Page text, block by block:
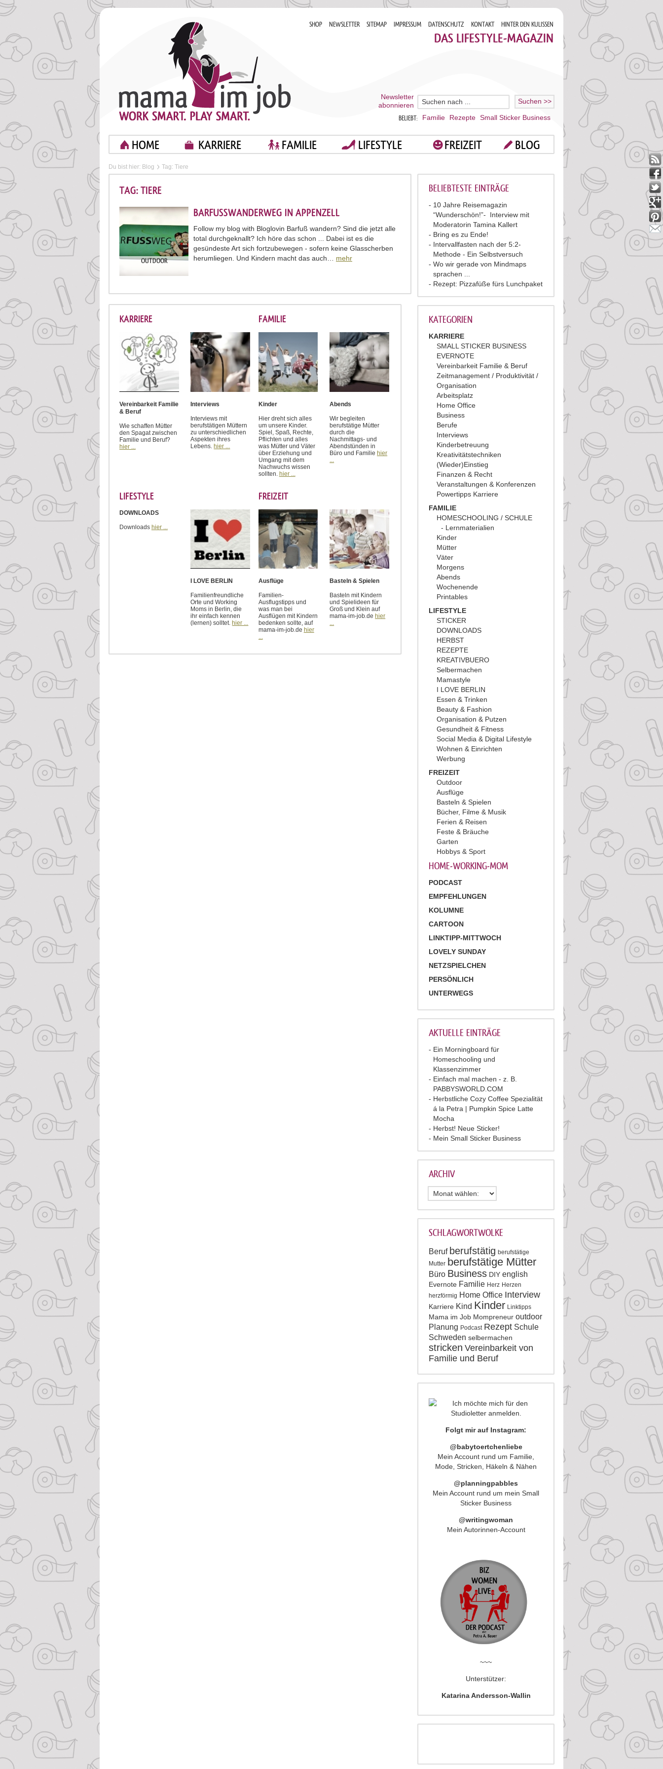
SHOP NEWSLETTER SITEMAP IMPRESSUM DATENSCHUTZ KONTAKT HINTER DEN KULISSEN
DAS LIFESTYLE-MAGAZIN
Newsletter
abonnieren
BELIEBT: Familie Rezepte Small Sticker Business
HOME KARRIERE FAMILIE LIFESTYLE FREIZEIT BLOG
Du bist hier: Blog Tag: Tiere
BELIEBTESTE EINTRÄGE
10 Jahre Reisemagazin
“Wunderschön!”- Interview mit
Moderatorin Tamina Kallert
Bring es zu Ende!
Intervallfasten nach der 5:2-
Methode - Ein Selbstversuch
Wo wir gerade von Mindmaps
sprachen ...
Rezept: Pizzafüße fürs Lunchpaket
KATEGORIEN
KARRIERE
SMALL STICKER BUSINESS
EVERNOTE
Vereinbarkeit Familie & Beruf
Zeitmanagement / Produktivität /
Organisation
Arbeitsplatz
Home Office
Business
Berufe
Interviews
Kinderbetreuung
Kreativitätstechniken
(Wieder)Einstieg
Finanzen & Recht
Veranstaltungen & Konferenzen
Powertipps Karriere
FAMILIE
HOMESCHOOLING / SCHULE
Lernmaterialien
Kinder
Mütter
Väter
Morgens
Abends
Wochenende
Printables
LIFESTYLE
STICKER
DOWNLOADS
HERBST
REZEPTE
KREATIVBUERO
Selbermachen
Mamastyle
I LOVE BERLIN
Essen & Trinken
Beauty & Fashion
Organisation & Putzen
Gesundheit & Fitness
Social Media & Digital Lifestyle
Wohnen & Einrichten
Werbung
FREIZEIT
Outdoor
Ausflüge
Basteln & Spielen
Bücher, Filme & Musik
Ferien & Reisen
Feste & Bräuche
Garten
Hobbys & Sport
HOME-WORKING-MOM
PODCAST
EMPFEHLUNGEN
KOLUMNE
CARTOON
LINKTIPP-MITTWOCH
LOVELY SUNDAY
NETZSPIELCHEN
PERSÖNLICH
UNTERWEGS
AKTUELLE EINTRÄGE
Ein Morningboard für
Homeschooling und
Klassenzimmer
Einfach mal machen - z. B.
PABBYSWORLD.COM
Herbstliche Cozy Coffee Spezialität
á la Petra | Pumpkin Spice Latte
Mocha
Herbst! Neue Sticker!
Mein Small Sticker Business
ARCHIV
SCHLAGWORTWOLKE
Beruf berufstätig berufstätige
Mutter berufstätige Mütter
Büro Business DIY english
Evernote Familie Herz Herzen
herzförmig Home Office Interview
Karriere Kind Kinder Linktipps
Mama im Job Mompreneur outdoor
Planung Podcast Rezept Schule
Schweden selbermachen
stricken Vereinbarkeit von
Familie und Beruf
Folgt mir auf Instagram:
@babytoertchenliebe
Mein Account rund um Familie,
Mode, Stricken, Häkeln & Nähen
@planningpabbles
Mein Account rund um mein Small
Sticker Business
@writingwoman
Mein Autorinnen-Account
~~~
Unterstützer:
Katarina Andersson-Wallin
TAG: TIERE
OUTDOOR
BARFUSSWANDERWEG IN APPENZELL
Follow my blog with Bloglovin Barfuß wandern? Sind die jetzt alle
total durchgeknallt? Ich höre das schon ... Dabei ist es die
gesündeste Art sich fortzubewegen - sofern keine Glasscherben
herumliegen. Und Kindern macht das auch… mehr
KARRIERE
Vereinbarkeit Familie
& Beruf
Wie schaffen Mütter
den Spagat zwischen
Familie und Beruf?
hier ...
Interviews
Interviews mit
berufstätigen Müttern
zu unterschiedlichen
Aspekten ihres
Lebens.hier ...
FAMILIE
Kinder
Hier dreht sich alles
um unsere Kinder.
Spiel, Spaß, Rechte,
Pflichten und alles
was Mütter und Väter
über Erziehung und
Umgang mit dem
Nachwuchs wissen
sollten. hier ...
Abends
Wir begleiten
berufstätige Mütter
durch die
Nachmittags- und
Abendstünden in
Büro und Familiehier
LIFESTYLE
DOWNLOADS
Downloads hier ...
I LOVE BERLIN
Familienfreundliche
Orte und Working
Moms in Berlin, die
ihr einfach kennen
(lernen) solltet. hier ...
FREIZEIT
Ausflüge
Familien-
Ausflugstipps und
was man bei
Ausflügen mit Kindern
bedenken sollte, auf
mama-im-job.de hier
...
Basteln & Spielen
Basteln mit Kindern
und Spielideen für
Groß und Klein auf
mama-im-job.de hier
...